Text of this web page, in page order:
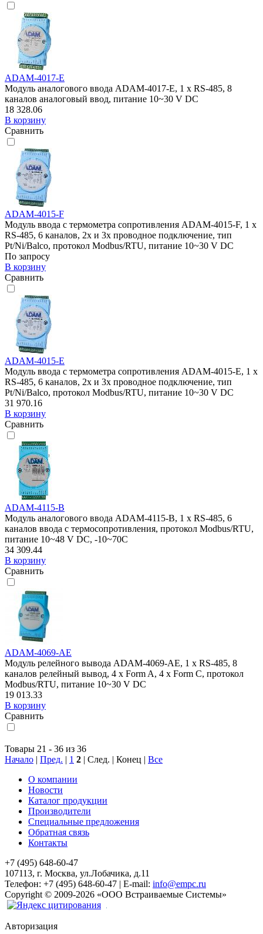
ADAM-4017-E
Модуль аналогового ввода ADAM-4017-E, 1 x RS-485, 8
каналов аналоговый ввод, питание 10~30 V DC
18 328.06
В корзину
Сравнить
ADAM-4015-F
Модуль ввода с термометра сопротивления ADAM-4015-F, 1 x
RS-485, 6 каналов, 2х и 3х проводное подключение, тип
Pt/Ni/Balco, протокол Modbus/RTU, питание 10~30 V DC
По запросу
В корзину
Сравнить
ADAM-4015-E
Модуль ввода с термометра сопротивления ADAM-4015-E, 1 x
RS-485, 6 каналов, 2х и 3х проводное подключение, тип
Pt/Ni/Balco, протокол Modbus/RTU, питание 10~30 V DC
31 970.16
В корзину
Сравнить
ADAM-4115-B
Модуль аналогового ввода ADAM-4115-B, 1 x RS-485, 6
каналов ввода с термосопротивления, протокол Modbus/RTU,
питание 10~48 V DC, -10~70C
34 309.44
В корзину
Сравнить
ADAM-4069-AE
Модуль релейного вывода ADAM-4069-AE, 1 x RS-485, 8
каналов релейный вывод, 4 x Form A, 4 x Form C, протокол
Modbus/RTU, питание 10~30 V DC
19 013.33
В корзину
Сравнить
Товары 21 - 36 из 36
Начало | Пред. | 1 2 | След. | Конец | Все
О компании
Новости
Каталог продукции
Производители
Специальные предложения
Обратная связь
Контакты
+7 (495) 648-60-47
107113, г. Москва, ул.Лобачика, д.11
Телефон: +7 (495) 648-60-47 | E-mail: info@empc.ru
Copyright © 2009-2026 «ООО Встраиваемые Системы»
Авторизация